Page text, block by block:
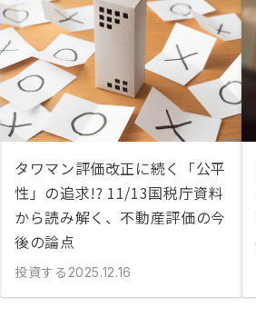
タワマン評価改正に続く「公平
性」の追求!? 11/13国税庁資料
から読み解く、不動産評価の今
後の論点
投資する 2025.12.16